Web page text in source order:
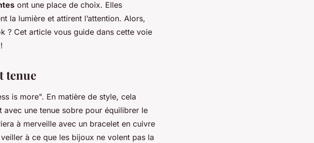
ont une place de choix. Elles
la lumière et attirent l’attention. Alors,
? Cet article vous guide dans cette voie
tenue
is more". En matière de style, cela
avec une tenue sobre pour équilibrer le
à merveille avec un bracelet en cuivre
à ce que les bijoux ne volent pas la